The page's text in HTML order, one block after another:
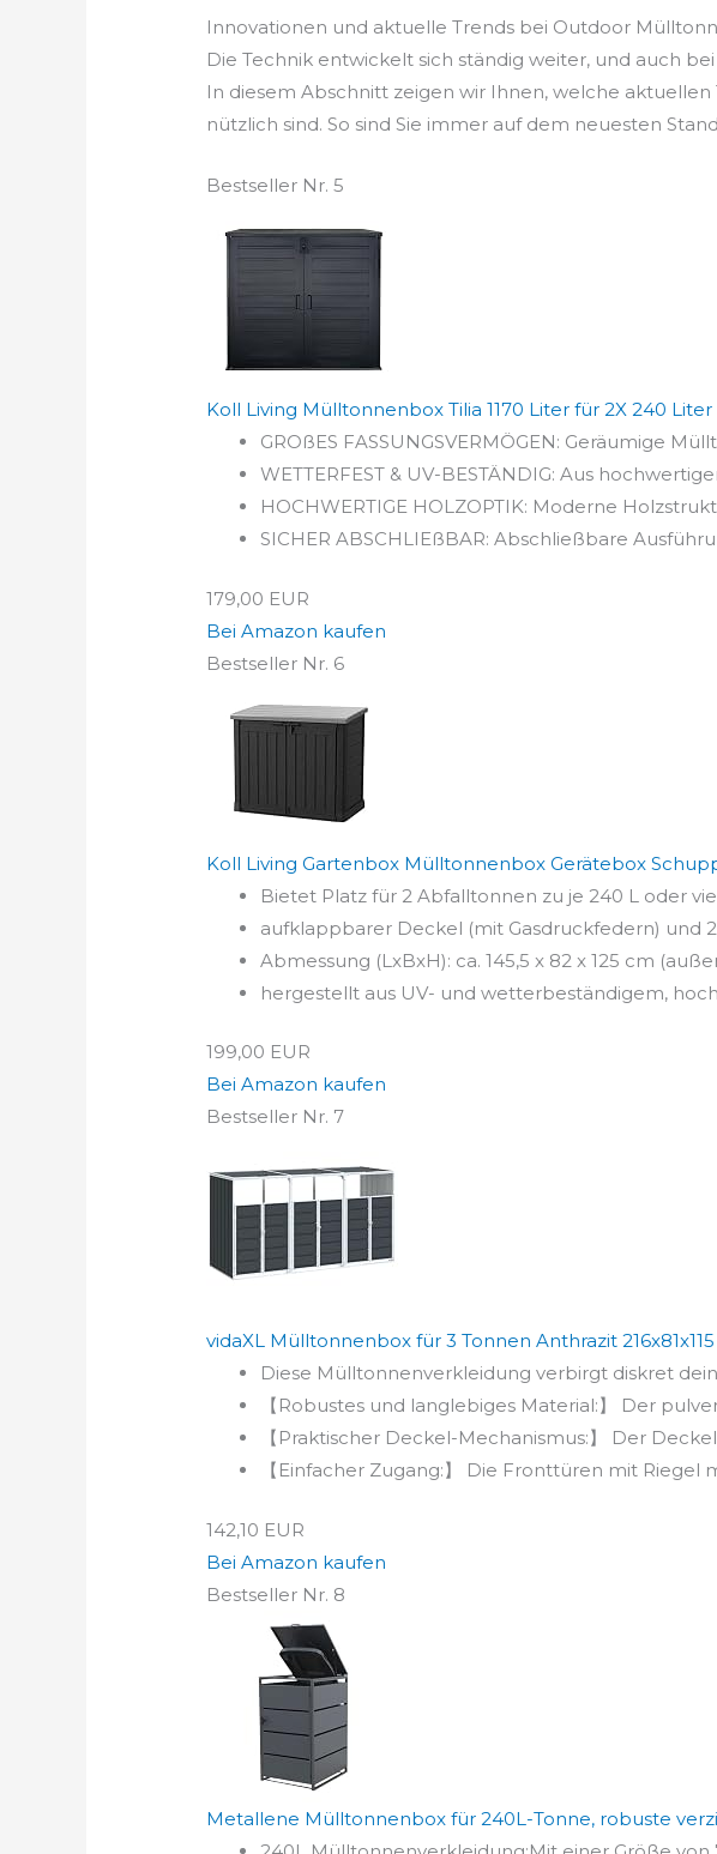
Innovationen und aktuelle Trends bei Outdoor
Die Technik entwickelt sich ständig weiter, und auch
In diesem Abschnitt zeigen wir Ihnen, welche
nützlich sind. So sind Sie immer auf dem neuesten
Bestseller Nr. 5
Koll Living Mülltonnenbox Tilia 1170 Liter für 2X 240
GROßES FASSUNGSVERMÖGEN: Geräumige
WETTERFEST & UV-BESTÄNDIG: Aus
HOCHWERTIGE HOLZOPTIK: Moderne
SICHER ABSCHLIEßBAR: Abschließbare
179,00 EUR
Bei Amazon kaufen
Bestseller Nr. 6
Koll Living Gartenbox Mülltonnenbox Gerätebox
Bietet Platz für 2 Abfalltonnen zu je 240 L oder
aufklappbarer Deckel (mit Gasdruckfedern) und
Abmessung (LxBxH): ca. 145,5 x 82 x 125 cm
hergestellt aus UV- und wetterbeständigem,
199,00 EUR
Bei Amazon kaufen
Bestseller Nr. 7
vidaXL Mülltonnenbox für 3 Tonnen Anthrazit 216x81x115
Diese Mülltonnenverkleidung verbirgt diskret
【Robustes und langlebiges Material:】 Der
【Praktischer Deckel-Mechanismus:】 Der
【Einfacher Zugang:】 Die Fronttüren mit
142,10 EUR
Bei Amazon kaufen
Bestseller Nr. 8
Metallene Mülltonnenbox für 240L-Tonne, robuste